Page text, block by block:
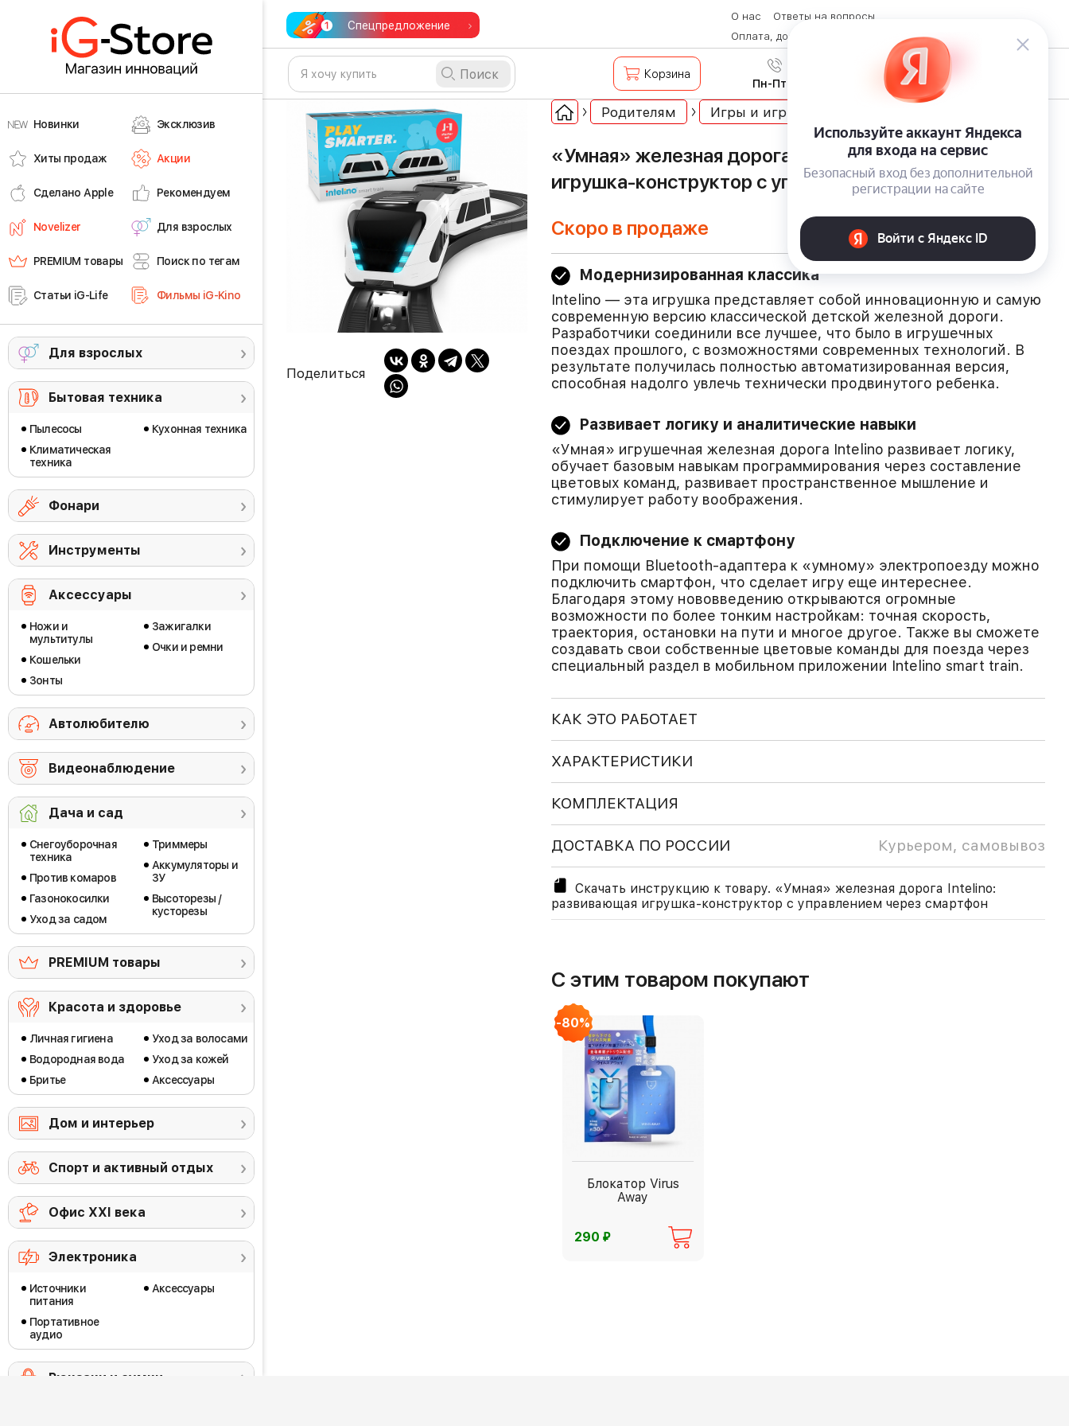
Новинки Эксклюзив
Хиты продаж Акции
Сделано Apple Рекомендуем
Novelizer Для взрослых
PREMIUM товары Поиск по тегам
Статьи iG-Life Фильмы iG-Kino
Для взрослых
Бытовая техника
Пылесосы
Климатическая
техника
Кухонная техника
Фонари
Инструменты
Аксессуары
Ножи и
мультитулы
Кошельки
Зонты
Зажигалки
Очки и ремни
Автолюбителю
Видеонаблюдение
Дача и сад
Снегоуборочная
техника
Против комаров
Газонокосилки
Уход за садом
Триммеры
Аккумуляторы и
ЗУ
Высоторезы /
кусторезы
PREMIUM товары
Красота и здоровье
Личная гигиена
Водородная вода
Бритье
Уход за волосами
Уход за кожей
Аксессуары
Дом и интерьер
Спорт и активный отдых
Офис ХХI века
Электроника
Источники
питания
Портативное
аудио
Аксессуары
Рюкзаки и сумки
Спецпредложение
О нас
Ответы на вопросы
Оплата, доставка и возврат товара
Контакты
Поиск Корзина 8 (800) 600-28-07
Пн-Пт с 9:00 до 19:00
Поделиться
Родителям Игры и игрушки
«Умная» железная дорога Intelino: развивающая
игрушка-конструктор с управлением через смартфон
Скоро в продаже
Модернизированная классика
Intelino — эта игрушка представляет собой инновационную и самую
современную версию классической детской железной дороги.
Разработчики соединили все лучшее, что было в игрушечных
поездах прошлого, с возможностями современных технологий. В
результате получилась полностью автоматизированная версия,
способная надолго увлечь технически продвинутого ребенка.
Развивает логику и аналитические навыки
«Умная» игрушечная железная дорога Intelino развивает логику,
обучает базовым навыкам программирования через составление
цветовых команд, развивает пространственное мышление и
стимулирует работу воображения.
Подключение к смартфону
При помощи Bluetooth-адаптера к «умному» электропоезду можно
подключить смартфон, что сделает игру еще интереснее.
Благодаря этому нововведению открываются огромные
возможности по более тонким настройкам: точная скорость,
траектория, остановки на пути и многое другое. Также вы сможете
создавать свои собственные цветовые команды для поезда через
специальный раздел в мобильном приложении Intelino smart train.
КАК ЭТО РАБОТАЕТ
ХАРАКТЕРИСТИКИ
КОМПЛЕКТАЦИЯ
ДОСТАВКА ПО РОССИИ Курьером, самовывоз
Скачать инструкцию к товару. «Умная» железная дорога Intelino:
развивающая игрушка-конструктор с управлением через смартфон
С этим товаром покупают
-80%
Блокатор Virus
Away
290 ⃏